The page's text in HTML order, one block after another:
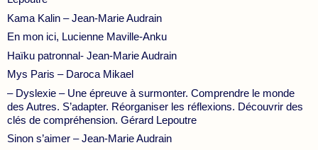
Kama Kalin – Jean-Marie Audrain
En mon ici, Lucienne Maville-Anku
Haïku patronnal- Jean-Marie Audrain
Mys Paris – Daroca Mikael
– Dyslexie – Une épreuve à surmonter. Comprendre le monde
des Autres. S’adapter. Réorganiser les réflexions. Découvrir des
clés de compréhension. Gérard Lepoutre
Sinon s’aimer – Jean-Marie Audrain